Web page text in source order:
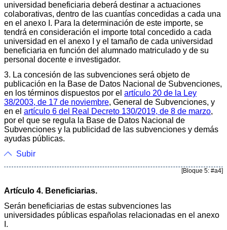
universidad beneficiaria deberá destinar a actuaciones
colaborativas, dentro de las cuantías concedidas a cada una
en el anexo I. Para la determinación de este importe, se
tendrá en consideración el importe total concedido a cada
universidad en el anexo I y el tamaño de cada universidad
beneficiaria en función del alumnado matriculado y de su
personal docente e investigador.
3. La concesión de las subvenciones será objeto de
publicación en la Base de Datos Nacional de Subvenciones,
en los términos dispuestos por el artículo 20 de la Ley
38/2003, de 17 de noviembre, General de Subvenciones, y
en el artículo 6 del Real Decreto 130/2019, de 8 de marzo,
por el que se regula la Base de Datos Nacional de
Subvenciones y la publicidad de las subvenciones y demás
ayudas públicas.
Subir
[Bloque 5: #a4]
Artículo 4. Beneficiarias.
Serán beneficiarias de estas subvenciones las
universidades públicas españolas relacionadas en el anexo
I.